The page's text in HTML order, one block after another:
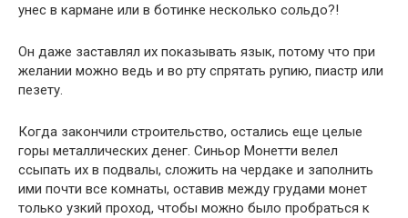
унес в кармане или в ботинке несколько сольдо?!
Он даже заставлял их показывать язык, потому что при
желании можно ведь и во рту спрятать рупию, пиастр или
пезету.
Когда закончили строительство, остались еще целые
горы металлических денег. Синьор Монетти велел
ссыпать их в подвалы, сложить на чердаке и заполнить
ими почти все комнаты, оставив между грудами монет
только узкий проход, чтобы можно было пробраться к